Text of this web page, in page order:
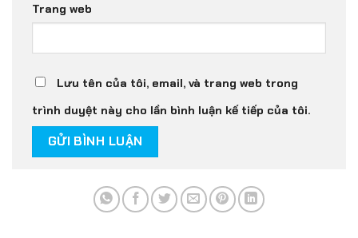
Trang web
Lưu tên của tôi, email, và trang web trong
trình duyệt này cho lần bình luận kế tiếp của tôi.